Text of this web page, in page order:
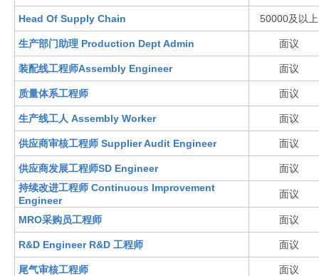
Head Of Supply Chain 50000及以上
生产部门助理 Production Dept Admin 面议
装配线工程师Assembly Engineer 面议
质量体系工程师 面议
生产线工人 Assembly Worker 面议
供应商审核工程师 Supplier Audit Engineer 面议
供应商发展工程师SD Engineer
面议
持续改进工程师 Continuous Improvement
Engineer
面议
MRO采购员工程师 面议
R&D Engineer R&D 工程师 面议
尾气审核工程师 面议